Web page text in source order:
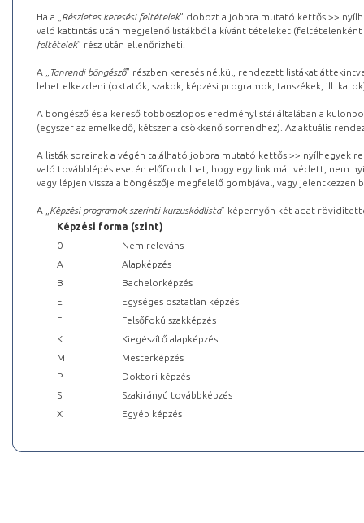
Ha a „ Részletes keresési feltételek” dobozt a jobbra mutató kettős >>
való kattintás után megjelenő listákból a kívánt tételeket (feltételenként
feltételek” rész után ellenőrizheti.
A „ Tanrendi böngésző” részben keresés nélkül, rendezett listákat
lehet elkezdeni (oktatók, szakok, képzési programok, tanszékek, ill.
A böngésző és a kereső többoszlopos eredménylistái általában a
(egyszer az emelkedő, kétszer a csökkenő sorrendhez). Az aktuális
A listák sorainak a végén található jobbra mutató kettős >> nyílhegyek
való továbblépés esetén előfordulhat, hogy egy link már védett, nem
vagy lépjen vissza a böngészője megfelelő gombjával, vagy
A „ Képzési programok szerinti kurzuskódlista” képernyőn két adat
Képzési forma (szint)
0
Nem releváns
A
Alapképzés
B
Bachelorképzés
E
Egységes osztatlan képzés
F
Felsőfokú szakképzés
K
Kiegészítő alapképzés
M
Mesterképzés
P
Doktori képzés
S
Szakirányú továbbképzés
X
Egyéb képzés